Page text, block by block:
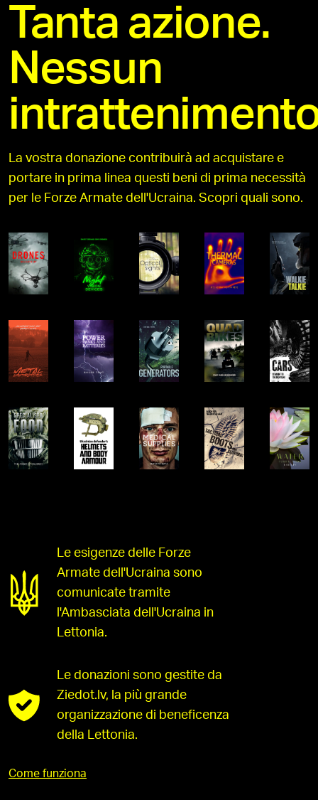
Tanta azione.
Nessun
La vostra donazione contribuirà ad acquistare e
portare in prima linea questi beni di prima necessità
per le Forze Armate dell'Ucraina. Scopri quali sono.
Le esigenze delle Forze
Armate dell'Ucraina sono
comunicate tramite
l'Ambasciata dell'Ucraina in
Lettonia.
Le donazioni sono gestite da
Ziedot.lv, la più grande
organizzazione di beneficenza
della Lettonia.
Come funziona